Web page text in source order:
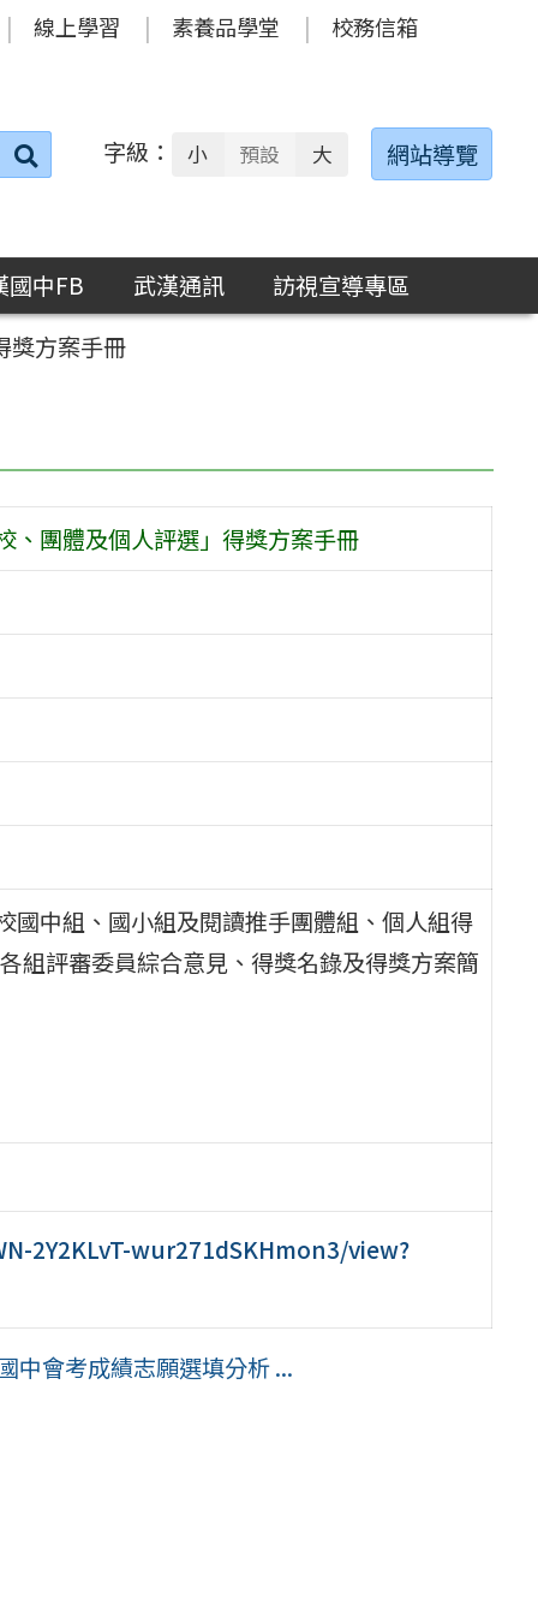
線上學習 素養品學堂 校務信箱
搜
字級： 小 預設 大 網站導覽
國中FB 武漢通訊
訪視宣導專區
獎方案手冊
、團體及個人評選」得獎方案手冊
中組、國小組及閱讀推手團體組、個人組得
組評審委員綜合意見、得獎名錄及得獎方案簡
2Y2KLvT-wur271dSKHmon3/view?
中會考成績志願選填分析 ...